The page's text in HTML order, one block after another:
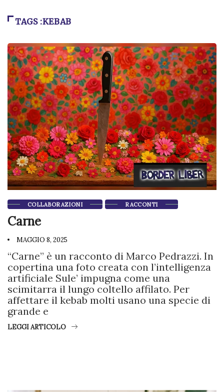
TAGS :KEBAB
COLLABORAZIONI RACCONTI
Carne
MAGGIO 8, 2025
“Carne” è un racconto di Marco Pedrazzi. In
copertina una foto creata con l’intelligenza
artificiale Sule’ impugna come una
scimitarra il lungo coltello affilato. Per
affettare il kebab molti usano una specie di
grande e
LEGGI ARTICOLO